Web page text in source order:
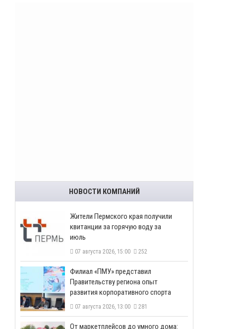
НОВОСТИ КОМПАНИЙ
​Жители Пермского края получили
квитанции за горячую воду за
июль
07 августа 2026, 15:00 252
​Филиал «ПМУ» представил
Правительству региона опыт
развития корпоративного спорта
07 августа 2026, 13:00 281
От маркетплейсов до умного дома: